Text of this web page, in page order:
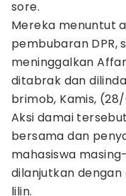
sore.
Mereka menuntut
pembubaran DPR,
meninggalkan
ditabrak dan
brimob, Kamis,
Aksi damai
bersama dan
mahasiswa
dilanjutkan
lilin.